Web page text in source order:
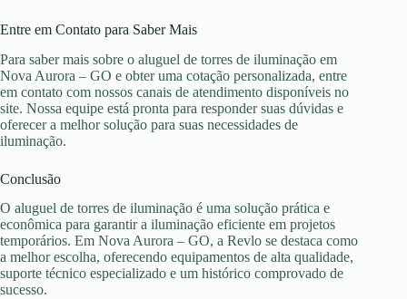
Entre em Contato para Saber Mais
Para saber mais sobre o aluguel de torres de iluminação em
Nova Aurora – GO e obter uma cotação personalizada, entre
em contato com nossos canais de atendimento disponíveis no
site. Nossa equipe está pronta para responder suas dúvidas e
oferecer a melhor solução para suas necessidades de
iluminação.
Conclusão
O aluguel de torres de iluminação é uma solução prática e
econômica para garantir a iluminação eficiente em projetos
temporários. Em Nova Aurora – GO, a Revlo se destaca como
a melhor escolha, oferecendo equipamentos de alta qualidade,
suporte técnico especializado e um histórico comprovado de
sucesso.